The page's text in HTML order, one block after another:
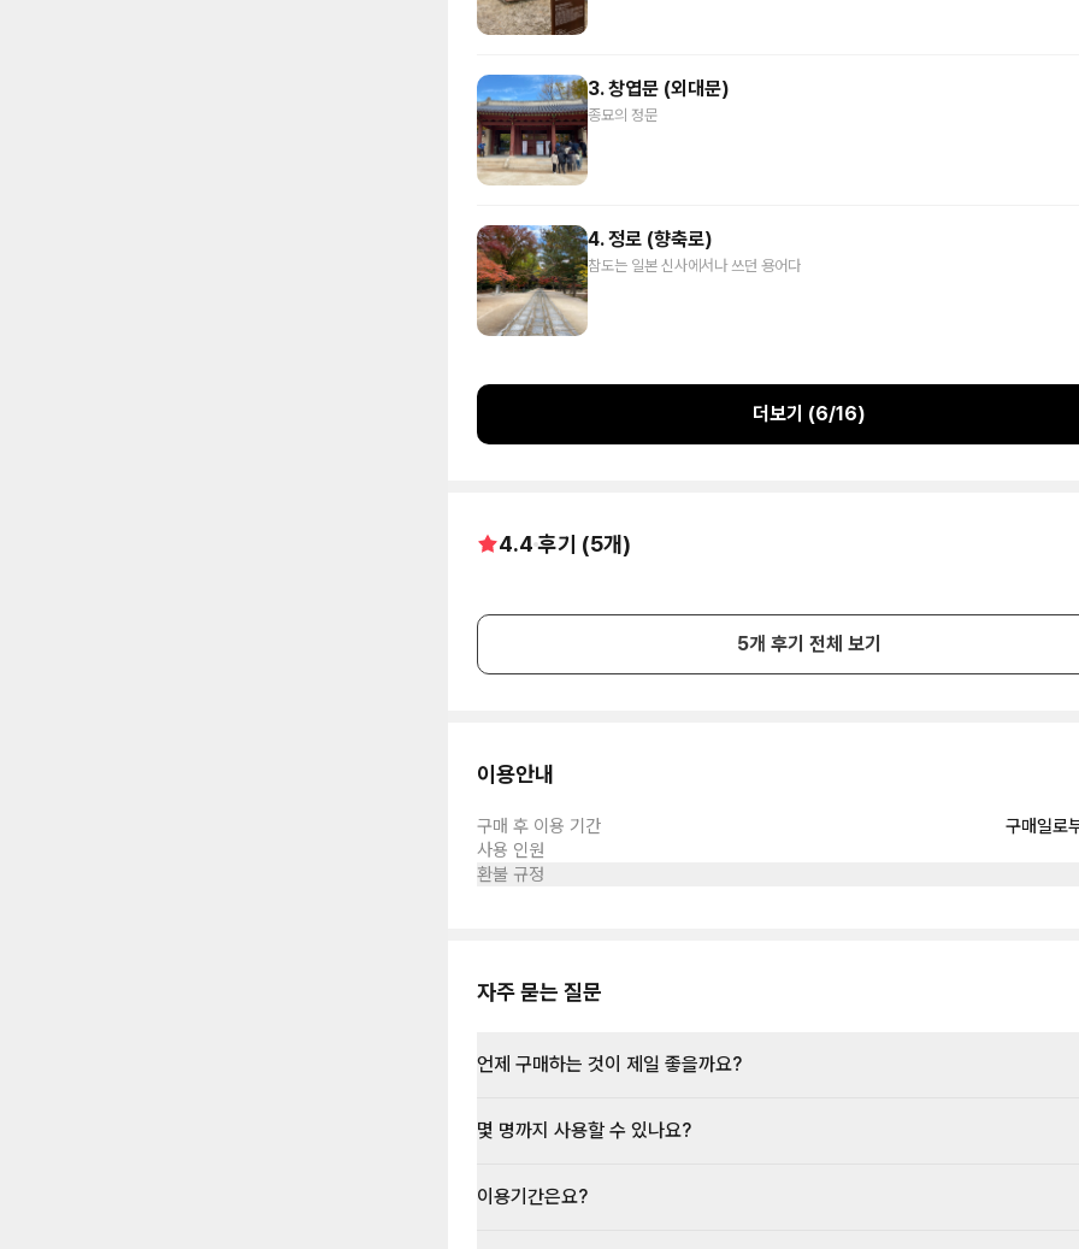
3. 창엽문 (외대문)
종묘의 정문
4. 정로 (향축로)
참도는 일본 신사에서나 쓰던 용어다
더보기 (6/16)
4.4 후기 (5개)
5개 후기 전체 보기
이용안내
구매 후 이용 기간
구매일로
사용 인원
환불 규정
자주 묻는 질문
언제 구매하는 것이 제일 좋을까요?
몇 명까지 사용할 수 있나요?
이용기간은요?